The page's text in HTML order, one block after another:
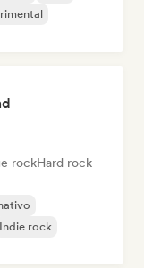
rockHard rock
Indie rock